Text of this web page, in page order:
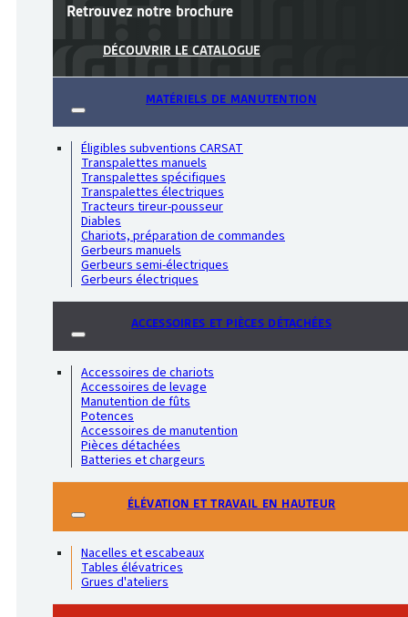
Retrouvez notre brochure
DÉCOUVRIR LE CATALOGUE
MATÉRIELS DE MANUTENTION
Éligibles subventions CARSAT
Transpalettes manuels
Transpalettes spécifiques
Transpalettes électriques
Tracteurs tireur-pousseur
Diables
Chariots, préparation de commandes
Gerbeurs manuels
Gerbeurs semi-électriques
Gerbeurs électriques
ACCESSOIRES ET PIÈCES DÉTACHÉES
Accessoires de chariots
Accessoires de levage
Manutention de fûts
Potences
Accessoires de manutention
Pièces détachées
Batteries et chargeurs
ÉLÉVATION ET TRAVAIL EN HAUTEUR
Nacelles et escabeaux
Tables élévatrices
Grues d'ateliers